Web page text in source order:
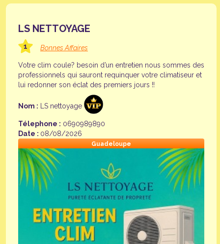
LS NETTOYAGE
1 Bonnes Affaires
Votre clim coule? besoin d’un entretien nous sommes des
professionnels qui sauront requinquer votre climatiseur et
lui redonner son éclat des premiers jours !!
Nom : LS nettoyage
Télephone : 0690989890
Date : 08/08/2026
Guadeloupe